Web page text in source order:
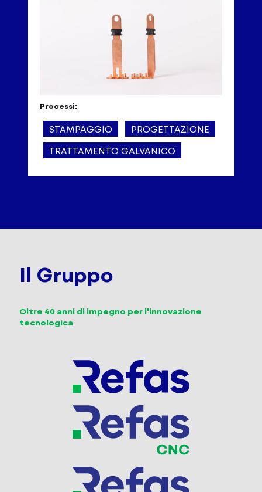
Processi:
STAMPAGGIO PROGETTAZIONE
TRATTAMENTO GALVANICO
Il Gruppo
Oltre 40 anni di impegno per l'innovazione
tecnologica